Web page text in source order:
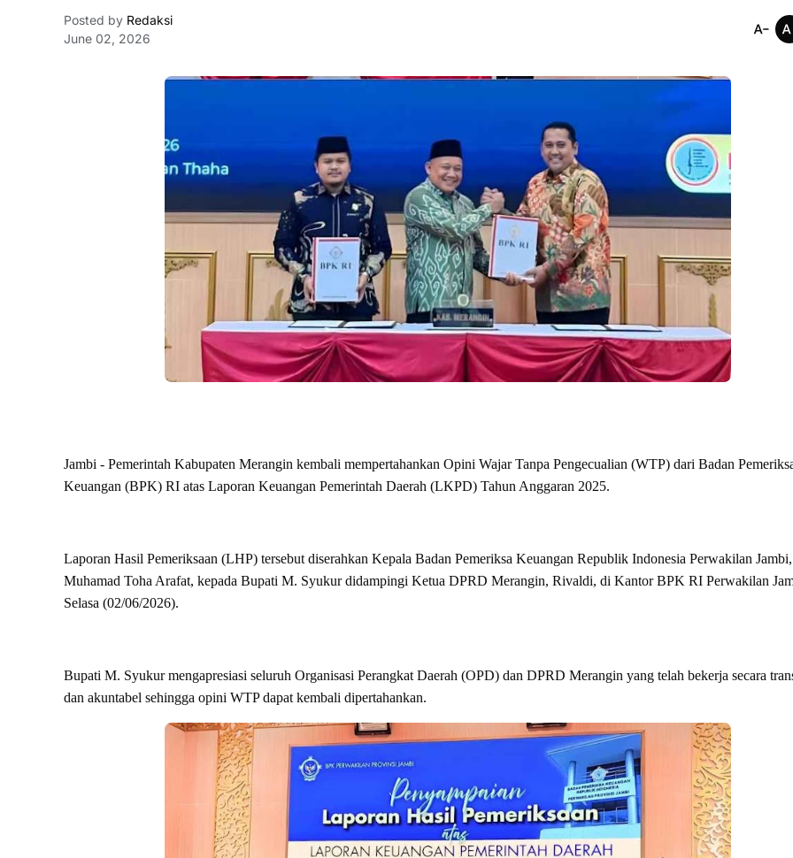
Posted by Redaksi
June 02, 2026
Jambi - Pemerintah Kabupaten Merangin kembali mempertahankan Opini Wajar Tanpa Pengecualian (WTP) dari Badan
Keuangan (BPK) RI atas Laporan Keuangan Pemerintah Daerah (LKPD) Tahun Anggaran 2025.
Laporan Hasil Pemeriksaan (LHP) tersebut diserahkan Kepala Badan Pemeriksa Keuangan Republik Indonesia Perwakilan Jambi,
Muhamad Toha Arafat, kepada Bupati M. Syukur didampingi Ketua DPRD Merangin, Rivaldi, di Kantor BPK RI Perwakilan
Selasa (02/06/2026).
Bupati M. Syukur mengapresiasi seluruh Organisasi Perangkat Daerah (OPD) dan DPRD Merangin yang telah bekerja secara
dan akuntabel sehingga opini WTP dapat kembali dipertahankan.